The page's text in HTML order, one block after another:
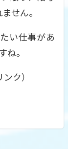
せん。
い仕事があ
ね。
ク）